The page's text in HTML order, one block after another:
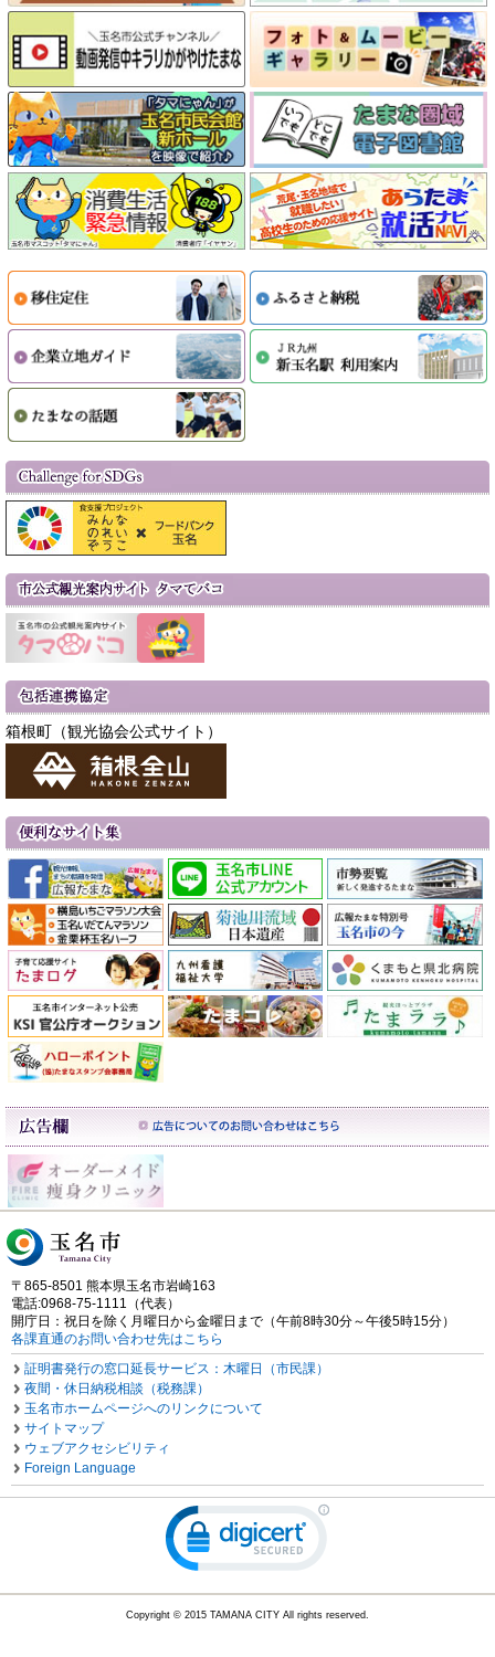
箱根町（観光協会公式サイト）
〒865-8501 熊本県玉名市岩崎163
電話:0968-75-1111（代表）
開庁日：祝日を除く月曜日から金曜日まで（午前8時30分～午後5時15分）
各課直通のお問い合わせ先はこちら
証明書発行の窓口延長サービス：木曜日（市民課）
夜間・休日納税相談（税務課）
玉名市ホームページへのリンクについて
サイトマップ
ウェブアクセシビリティ
Foreign Language
Copyright © 2015 TAMANA CITY All rights reserved.